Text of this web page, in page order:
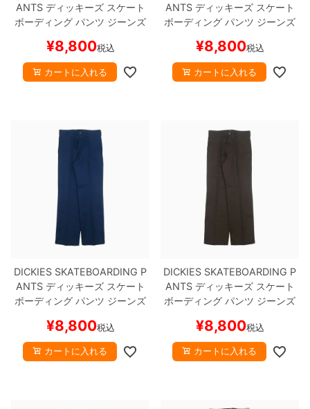
ANTSディッキーズ スケート
ボーディング パンツ ジーンズ
BLACKスケートボード
スケボー
¥8,800税込
カートに入れる
ANTSディッキーズ スケート
ボーディング パンツ ジーンズ
KHAKIスケートボード ス
ケボー
¥8,800税込
カートに入れる
DICKIES SKATEBOARDING P
ANTSディッキーズ スケート
ボーディング パンツ ジーンズ
DARK NAVYスケートボ
ード スケボー
¥8,800税込
カートに入れる
DICKIES SKATEBOARDING P
ANTSディッキーズ スケート
ボーディング パンツ ジーンズ
BROWNスケートボード
スケボー
¥8,800税込
カートに入れる
8.5inch
8.6inch
8.7inch
9.0inch以上
シェイプデッキ
8.6inch
8.7inch
8.8inch
9.0inch以上
65mm
72mm
メディア（雑誌・DVD・CD）
28cm
28.5cm
29cm
アンダーウエア
サイズの測り方